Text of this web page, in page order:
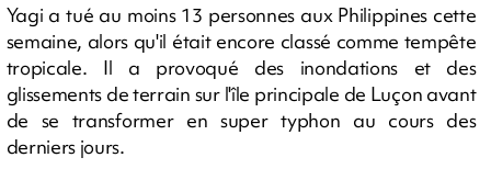
Yagi a tué au moins 13 personnes aux Philippines cette
semaine, alors qu'il était encore classé comme tempête
tropicale. Il a provoqué des inondations et des
glissements de terrain sur l'île principale de Luçon avant
de se transformer en super typhon au cours des
derniers jours.